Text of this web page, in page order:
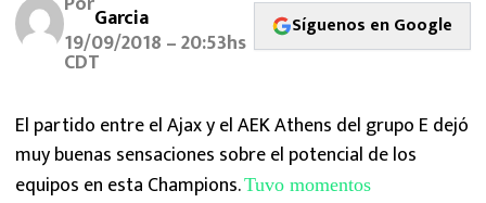
SELECCIÓN MEXICANA
MEXICANOS EN EL EXTRANJERO
FUTBOL ESTUFA
Garcia
19/09/2018 – 20:53hs
CDT
Síguenos en Google
El partido entre el Ajax y el AEK Athens del grupo E dejó
muy buenas sensaciones sobre el potencial de los
equipos en esta Champions.Tuvo momentos